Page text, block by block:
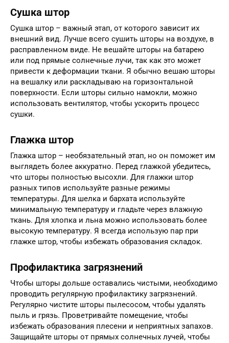
Сушка штор
Сушка штор – важный этап, от которого зависит их
внешний вид. Лучше всего сушить шторы на воздухе, в
расправленном виде. Не вешайте шторы на батарею
или под прямые солнечные лучи, так как это может
привести к деформации ткани. Я обычно вешаю шторы
на вешалку или раскладываю на горизонтальной
поверхности. Если шторы сильно намокли, можно
использовать вентилятор, чтобы ускорить процесс
сушки.
Глажка штор
Глажка штор – необязательный этап, но он поможет им
выглядеть более аккуратно. Перед глажкой убедитесь,
что шторы полностью высохли. Для глажки штор
разных типов используйте разные режимы
температуры. Для шелка и бархата используйте
минимальную температуру и гладьте через влажную
ткань. Для хлопка и льна можно использовать более
высокую температуру. Я всегда использую пар при
глажке штор, чтобы избежать образования складок.
Профилактика загрязнений
Чтобы шторы дольше оставались чистыми, необходимо
проводить регулярную профилактику загрязнений.
Регулярно чистите шторы пылесосом, чтобы удалять
пыль и грязь. Проветривайте помещение, чтобы
избежать образования плесени и неприятных запахов.
Защищайте шторы от прямых солнечных лучей, чтобы